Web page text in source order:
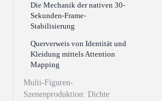
Die Mechanik der nativen 30-
Sekunden-Frame-
Stabilisierung
Querverweis von Identität und
Kleidung mittels Attention
Mapping
Multi-Figuren-
Szenenproduktion: Dichte